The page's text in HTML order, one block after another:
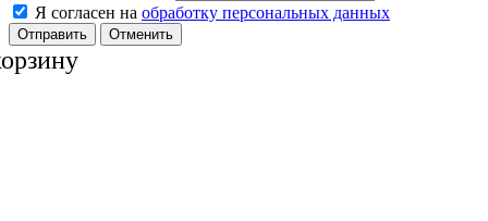
Я согласен на обработку персональных данных
Отменить